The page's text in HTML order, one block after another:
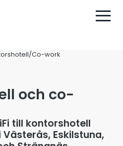
Co-work
och co-
till kontorshotell
Eskilstuna,